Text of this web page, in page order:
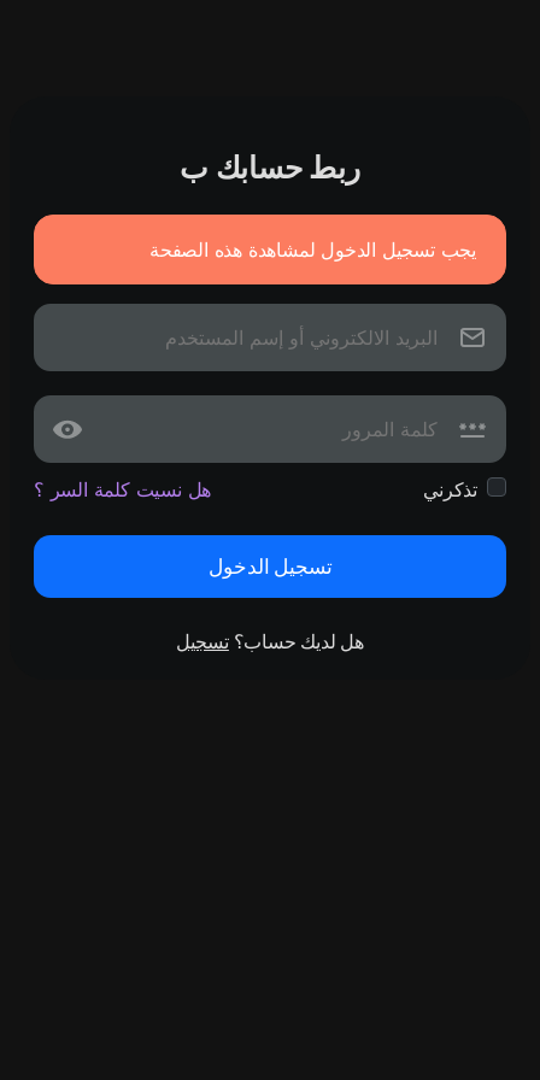
ربط حسابك ب
يجب تسجيل الدخول لمشاهدة هذه الصفحة
تذكرني هل نسيت كلمة السر ؟
تسجيل الدخول
هل لديك حساب؟تسجيل